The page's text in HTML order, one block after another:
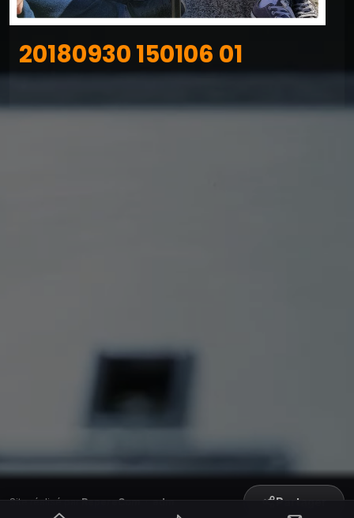
20180930 150106 01
Site réalisé parRepereCom·adm Partager